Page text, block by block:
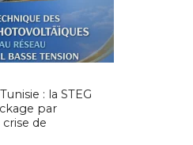
: la STEG
par
de